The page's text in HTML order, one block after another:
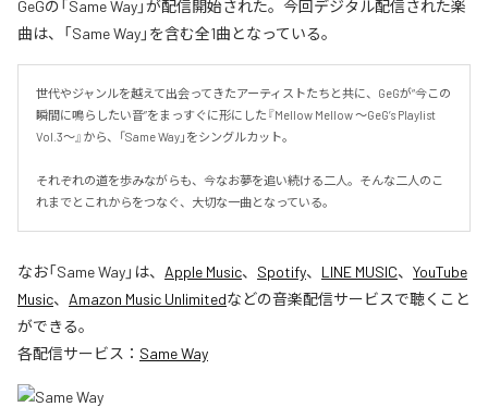
GeGの「Same Way」が配信開始された。今回デジタル配信された楽
曲は、「Same Way」を含む全1曲となっている。
世代やジャンルを越えて出会ってきたアーティストたちと共に、GeGが“今この
瞬間に鳴らしたい音”をまっすぐに形にした『Mellow Mellow ～GeG’s Playlist
Vol.3～』から、「Same Way」をシングルカット。
それぞれの道を歩みながらも、今なお夢を追い続ける二人。そんな二人のこ
れまでとこれからをつなぐ、大切な一曲となっている。
なお「Same Way」は、 Apple Music、 Spotify、 LINE MUSIC、 YouTube
Music、 Amazon Music Unlimitedなどの音楽配信サービスで聴くこと
ができる。
各配信サービス： Same Way